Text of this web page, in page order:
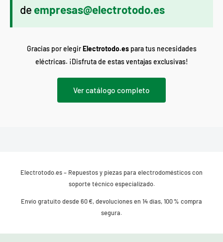
de empresas@electrotodo.es
Gracias por elegirElectrotodo.espara tus necesidades
eléctricas. ¡Disfruta de estas ventajas exclusivas!
Ver catálogo completo
Electrotodo.es – Repuestos y piezas para electrodomésticos con
soporte técnico especializado.
Envío gratuito desde 60 €, devoluciones en 14 días, 100 % compra
segura.